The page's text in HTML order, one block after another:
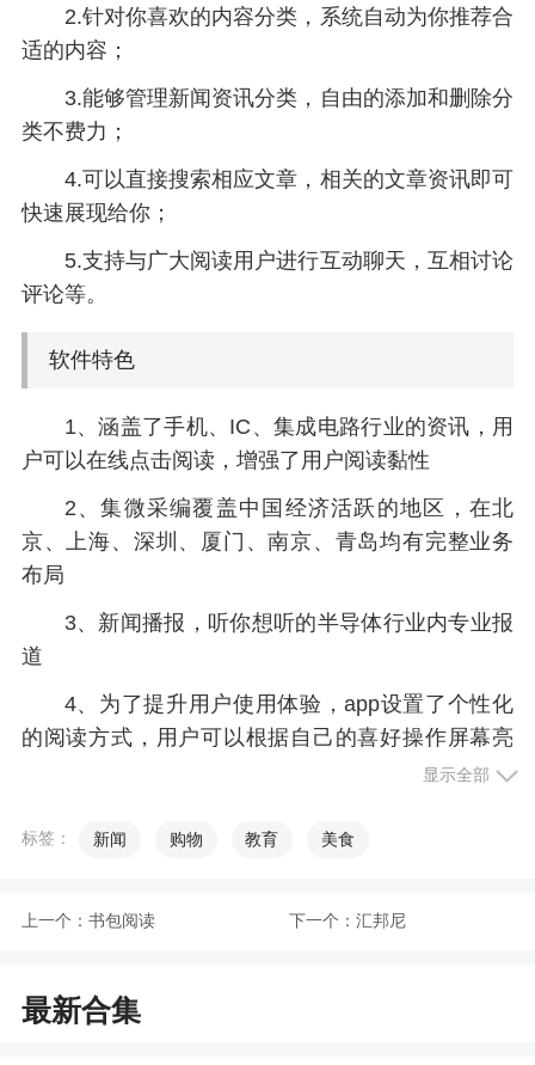
2.针对你喜欢的内容分类，系统自动为你推荐合
适的内容；
3.能够管理新闻资讯分类，自由的添加和删除分
类不费力；
4.可以直接搜索相应文章，相关的文章资讯即可
快速展现给你；
5.支持与广大阅读用户进行互动聊天，互相讨论
评论等。
软件特色
1、涵盖了手机、IC、集成电路行业的资讯，用
户可以在线点击阅读，增强了用户阅读黏性
2、集微采编覆盖中国经济活跃的地区，在北
京、上海、深圳、厦门、南京、青岛均有完整业务
布局
3、新闻播报，听你想听的半导体行业内专业报
道
4、为了提升用户使用体验，app设置了个性化
的阅读方式，用户可以根据自己的喜好操作屏幕亮
的热点事件，用户的每一次的阅览，都能更进一步
6、会实时更新各种行业的新消息，让用户不错
小编评价
显示全部
标签： 新闻 购物 教育 美食
上一个： 书包阅读 下一个： 汇邦尼
最新合集